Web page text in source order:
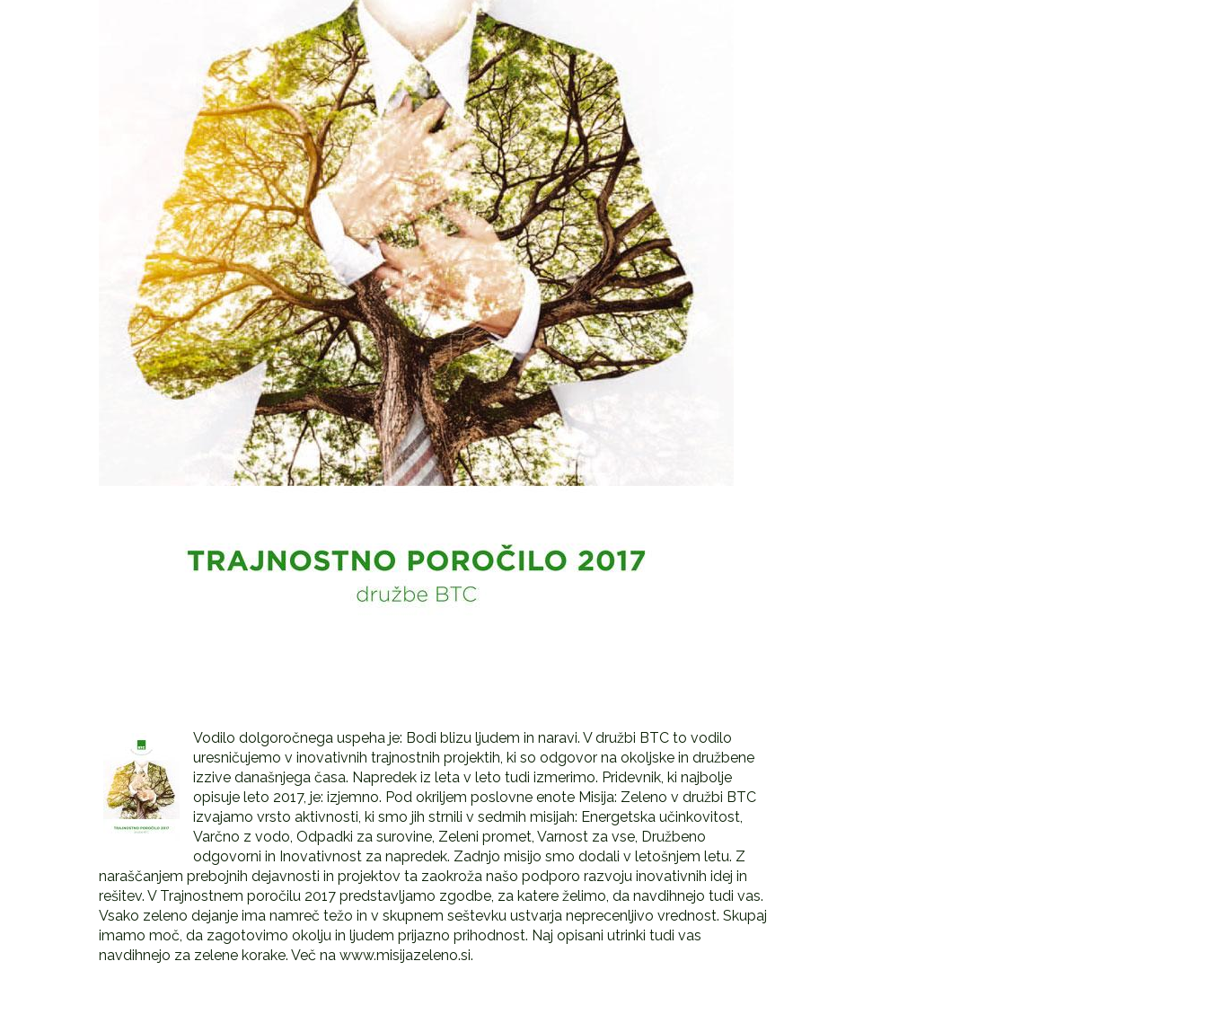
Vodilo dolgoročnega uspeha je: Bodi blizu ljudem in naravi. V družbi BTC to vodilo
uresničujemo v inovativnih trajnostnih projektih, ki so odgovor na okoljske in družbene
izzive današnjega časa. Napredek iz leta v leto tudi izmerimo. Pridevnik, ki najbolje
opisuje leto 2017, je: izjemno. Pod okriljem poslovne enote Misija: Zeleno v družbi BTC
izvajamo vrsto aktivnosti, ki smo jih strnili v sedmih misijah: Energetska učinkovitost,
Varčno z vodo, Odpadki za surovine, Zeleni promet, Varnost za vse, Družbeno
odgovorni in Inovativnost za napredek. Zadnjo misijo smo dodali v letošnjem letu. Z
naraščanjem prebojnih dejavnosti in projektov ta zaokroža našo podporo razvoju inovativnih idej in
rešitev. V Trajnostnem poročilu 2017 predstavljamo zgodbe, za katere želimo, da navdihnejo tudi vas.
Vsako zeleno dejanje ima namreč težo in v skupnem seštevku ustvarja neprecenljivo vrednost. Skupaj
imamo moč, da zagotovimo okolju in ljudem prijazno prihodnost. Naj opisani utrinki tudi vas
navdihnejo za zelene korake. Več na www.misijazeleno.si.